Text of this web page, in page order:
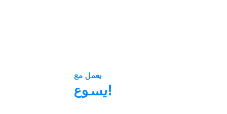
يعمل مع
يسوع!